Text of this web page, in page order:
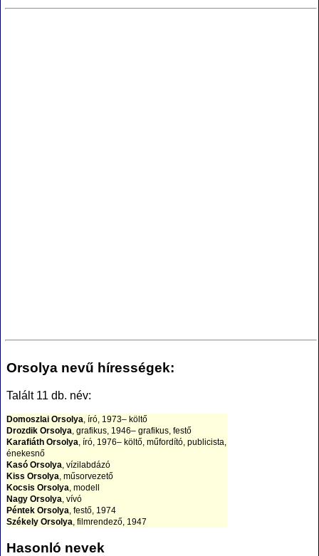
Orsolya nevű hírességek:
Talált 11 db. név:
Domoszlai Orsolya , író, 1973– költő
Drozdik Orsolya , grafikus, 1946– grafikus, festő
Karafiáth Orsolya , író, 1976– költő, műfordító, publicista,
énekesnő
Kasó Orsolya , vízilabdázó
Kiss Orsolya , műsorvezető
Kocsis Orsolya , modell
Nagy Orsolya , vívó
Péntek Orsolya , festő, 1974
Székely Orsolya , filmrendező, 1947
Tóth Orsolya, színésznő, 1981
Hasonló nevek